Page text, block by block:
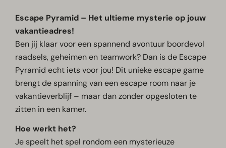
Escape Pyramid – Het ultieme mysterie op jouw
vakantieadres!
Ben jij klaar voor een spannend avontuur boordevol
raadsels, geheimen en teamwork? Dan is de Escape
Pyramid echt iets voor jou! Dit unieke escape game
brengt de spanning van een escape room naar je
vakantieverblijf – maar dan zonder opgesloten te
zitten in een kamer.
Hoe werkt het?
Je speelt het spel rondom een mysterieuze